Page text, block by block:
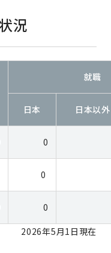
況
就職
日本 日本以外
0
0
0
2026年5月1日現在